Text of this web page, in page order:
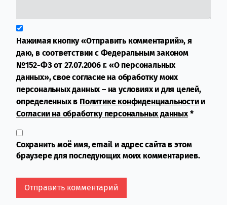
Нажимая кнопку «Отправить комментарий», я
даю, в соответствии с Федеральным законом
№152-ФЗ от 27.07.2006 г. «О персональных
данных», свое согласие на обработку моих
персональных данных – на условиях и для целей,
определенных в Политике конфиденциальностии
Согласии на обработку персональных данных*
Сохранить моё имя, email и адрес сайта в этом
браузере для последующих моих комментариев.